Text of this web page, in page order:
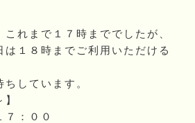
れまで１７時まででしたが、
は１８時までご利用いただける
しています。
：００